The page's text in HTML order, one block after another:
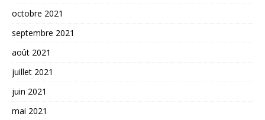
octobre 2021
septembre 2021
août 2021
juillet 2021
juin 2021
mai 2021